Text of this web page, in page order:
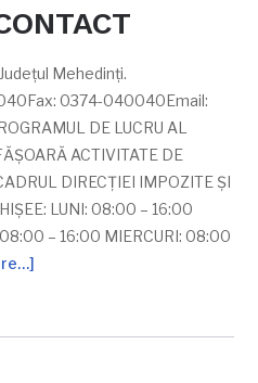
Mehedinți.
0374-040040Email:
DE LUCRU AL
ACTIVITATE DE
DIRECŢIEI IMPOZITE ŞI
LUNI: 08:00 – 16:00
– 16:00 MIERCURI: 08:00